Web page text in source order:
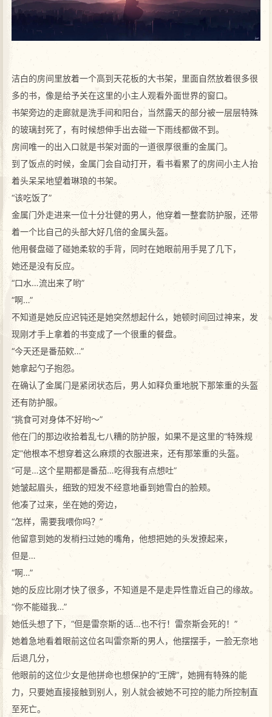
洁白的房间里放着一个高到天花板的大书架，里面自然放着很多很
多的书，像是给予关在这里的小主人观看外面世界的窗口。
书架旁边的走廊就是洗手间和阳台，当然露天的部分被一层层特殊
的玻璃封死了，有时候想伸手出去碰一下雨线都做不到。
房间唯一的出入口就是书架对面的一道很厚很重的金属门。
到了饭点的时候，金属门会自动打开，看书看累了的房间小主人抬
着头呆呆地望着琳琅的书架。
“该吃饭了”
金属门外走进来一位十分壮健的男人，他穿着一整套防护服，还带
着一个比自己的头部大好几倍的金属头盔。
他用餐盘碰了碰她柔软的手背，同时在她眼前用手晃了几下，
她还是没有反应。
“口水…流出来了哟”
“啊…”
不知道是她反应迟钝还是她突然想起什么，她顿时间回过神来，发
现刚才手上拿着的书变成了一个很重的餐盘。
“今天还是番茄欸…”
她拿起勺子抱怨。
在确认了金属门是紧闭状态后，男人如释负重地脱下那笨重的头盔
还有防护服。
“挑食可对身体不好哟～”
他在门的那边收拾着乱七八糟的防护服，如果不是这里的“特殊规
定”他根本不想穿着这么麻烦的衣服进来，还有那笨重的头盔。
“可是…这个星期都是番茄…吃得我有点想吐”
她皱起眉头，细致的短发不经意地垂到她雪白的脸颊。
他凑了过来，坐在她的旁边，
“怎样，需要我喂你吗？”
他留意到她的发梢扫过她的嘴角，他想把她的头发撩起来，
但是…
“啊…”
她的反应比刚才快了很多，不知道是不是走异性靠近自己的缘故。
“你不能碰我…”
她低头想了下，“但是雷奈斯的话…也不行！雷奈斯会死的！”
她着急地看着眼前这位名叫雷奈斯的男人，他摆摆手，一脸无奈地
后退几分，
他眼前的这位少女是他拼命也想保护的“王牌”，她拥有特殊的能
力，只要她直接接触到别人，别人就会被她不可控的能力所控制直
至死亡。